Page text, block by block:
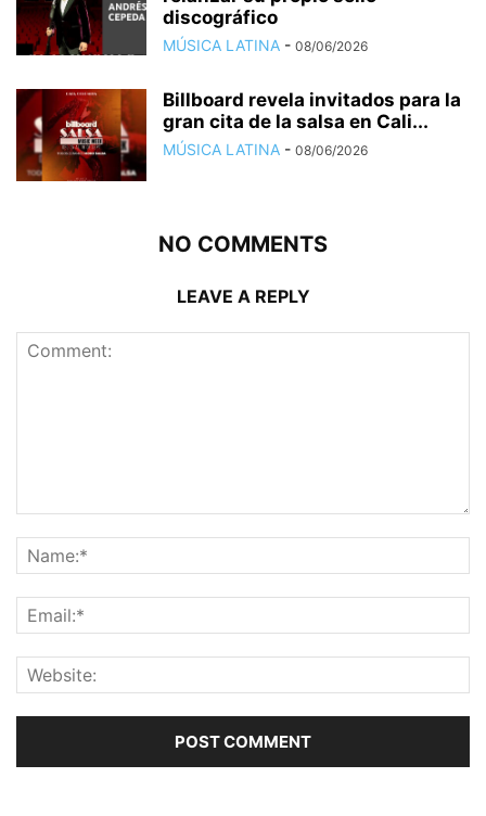
discográfico
MÚSICA LATINA - 08/06/2026
Billboard revela invitados para la
gran cita de la salsa en Cali...
MÚSICA LATINA - 08/06/2026
NO COMMENTS
LEAVE A REPLY